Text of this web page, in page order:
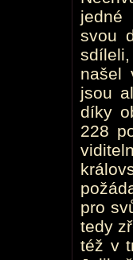
jedné
svou
našel
jsou
díky
228
pro
tedy
též v